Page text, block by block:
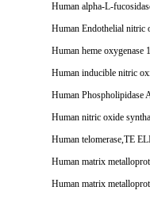
Human alpha-L-
Human Endothelial nitric
Human heme
Human inducible nitric
Human
Human nitric oxide
Human telomerase,TE
Human matrix
Human matrix